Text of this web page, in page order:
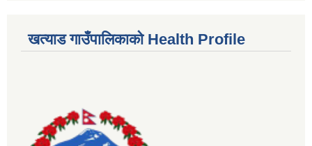
खत्याड गाउँपालिकाकाे Health Profile